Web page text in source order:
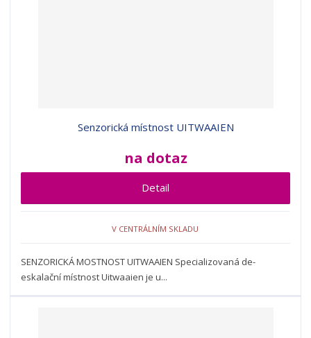
Senzorická místnost UITWAAIEN
na dotaz
Detail
V CENTRÁLNÍM SKLADU
SENZORICKÁ MOSTNOST UITWAAIEN Specializovaná de-
eskalační místnost Uitwaaien je u...